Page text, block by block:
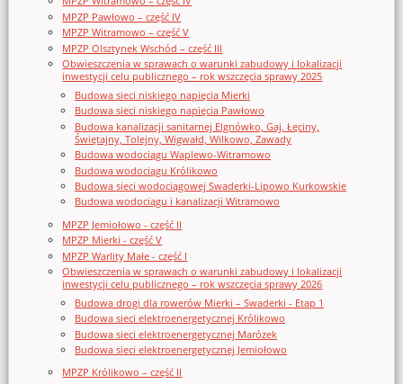
MPZP Pawłowo – część IV
MPZP Witramowo – część V
MPZP Olsztynek Wschód – część III
Obwieszczenia w sprawach o warunki zabudowy i lokalizacji
inwestycji celu publicznego – rok wszczęcia sprawy 2025
Budowa sieci niskiego napięcia Mierki
Budowa sieci niskiego napięcia Pawłowo
Budowa kanalizacji sanitarnej Elgnówko, Gaj, Łęciny,
Świętajny, Tolejny, Wigwałd, Wilkowo, Zawady
Budowa wodociągu Waplewo-Witramowo
Budowa wodociągu Królikowo
Budowa sieci wodociągowej Swaderki-Lipowo Kurkowskie
Budowa wodociągu i kanalizacji Witramowo
MPZP Jemiołowo - część II
MPZP Mierki - część V
MPZP Warlity Małe - część I
Obwieszczenia w sprawach o warunki zabudowy i lokalizacji
inwestycji celu publicznego – rok wszczęcia sprawy 2026
Budowa drogi dla rowerów Mierki – Swaderki - Etap 1
Budowa sieci elektroenergetycznej Królikowo
Budowa sieci elektroenergetycznej Marózek
Budowa sieci elektroenergetycznej Jemiołowo
MPZP Królikowo – część II